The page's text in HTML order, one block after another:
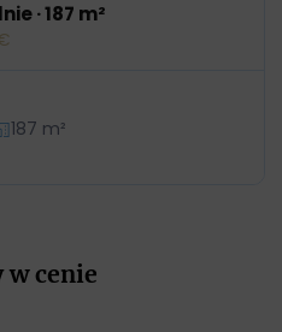
· 187 m²
187 m²
w cenie